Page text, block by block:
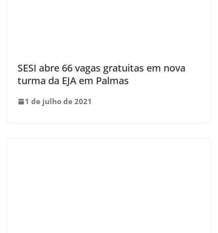
SESI abre 66 vagas gratuitas em nova
turma da EJA em Palmas
1 de julho de 2021